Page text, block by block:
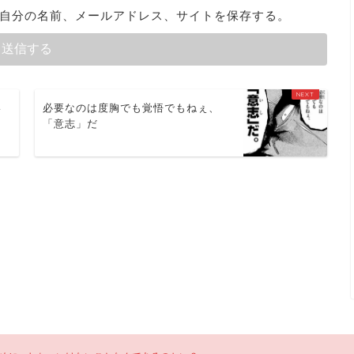
分の名前、メールアドレス、サイトを保存する。
必要なのは度胸でも覚悟でもねぇ、
「意志」だ